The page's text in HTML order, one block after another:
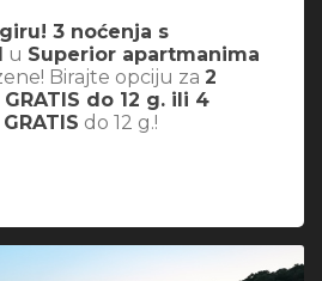
3 noćenja s
u Superior apartmanima
Birajte opciju za 2
do 12 g. ili 4
do 12 g.!